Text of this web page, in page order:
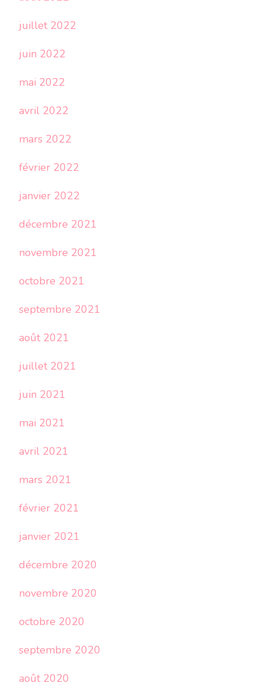
juillet 2022
juin 2022
mai 2022
avril 2022
mars 2022
février 2022
janvier 2022
décembre 2021
novembre 2021
octobre 2021
septembre 2021
août 2021
juillet 2021
juin 2021
mai 2021
avril 2021
mars 2021
février 2021
janvier 2021
décembre 2020
novembre 2020
octobre 2020
septembre 2020
août 2020